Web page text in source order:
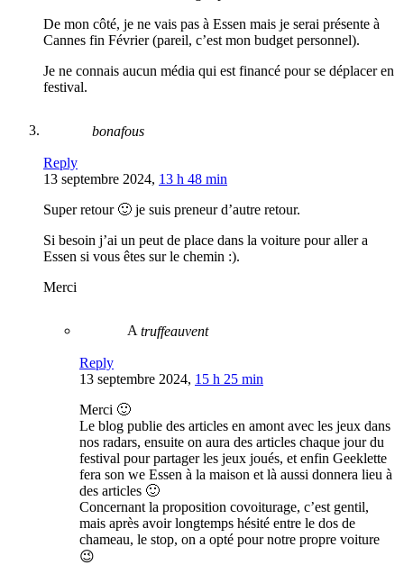
De mon côté, je ne vais pas à Essen mais je serai présente à
Cannes fin Février (pareil, c’est mon budget personnel).
Je ne connais aucun média qui est financé pour se déplacer en
festival.
bonafous
Reply
13 septembre 2024, 13 h 48 min
Super retour 🙂 je suis preneur d’autre retour.
Si besoin j’ai un peut de place dans la voiture pour aller a
Essen si vous êtes sur le chemin :).
Merci
A truffeauvent
Reply
13 septembre 2024, 15 h 25 min
Merci 🙂
Le blog publie des articles en amont avec les jeux dans
nos radars, ensuite on aura des articles chaque jour du
festival pour partager les jeux joués, et enfin Geeklette
fera son we Essen à la maison et là aussi donnera lieu à
des articles 🙂
Concernant la proposition covoiturage, c’est gentil,
mais après avoir longtemps hésité entre le dos de
chameau, le stop, on a opté pour notre propre voiture
😉